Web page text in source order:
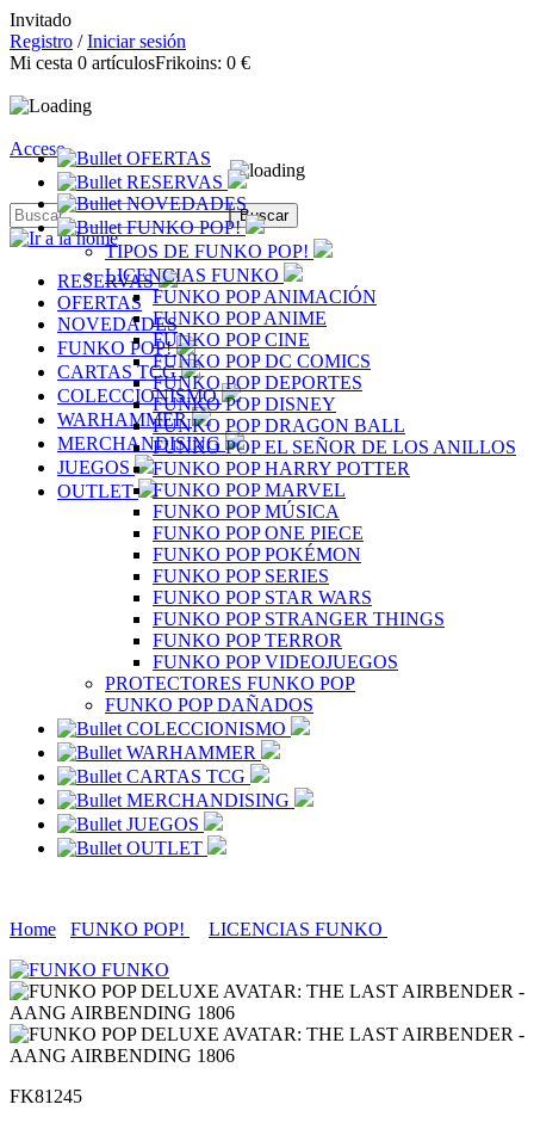
Invitado
Registro /Iniciar sesión
Mi cesta 0 artículosFrikoins: 0 €
Acceso
RESERVAS
OFERTAS
NOVEDADES
FUNKO POP!
CARTAS TCG
COLECCIONISMO
WARHAMMER
MERCHANDISING
JUEGOS
OUTLET
OFERTAS
RESERVAS
NOVEDADES
FUNKO POP!
TIPOS DE FUNKO POP!
LICENCIAS FUNKO
FUNKO POP ANIMACIÓN
FUNKO POP ANIME
FUNKO POP CINE
FUNKO POP DC COMICS
FUNKO POP DEPORTES
FUNKO POP DISNEY
FUNKO POP DRAGON BALL
FUNKO POP EL SEÑOR DE LOS ANILLOS
FUNKO POP HARRY POTTER
FUNKO POP MARVEL
FUNKO POP MÚSICA
FUNKO POP ONE PIECE
FUNKO POP POKÉMON
FUNKO POP SERIES
FUNKO POP STAR WARS
FUNKO POP STRANGER THINGS
FUNKO POP TERROR
FUNKO POP VIDEOJUEGOS
PROTECTORES FUNKO POP
FUNKO POP DAÑADOS
COLECCIONISMO
WARHAMMER
CARTAS TCG
MERCHANDISING
JUEGOS
OUTLET
Home FUNKO POP!
LICENCIAS FUNKO
FUNKO
FK81245